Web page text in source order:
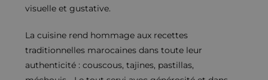
visuelle et gustative.
La cuisine rend hommage aux recettes
traditionnelles marocaines dans toute leur
authenticité : couscous, tajines, pastillas,